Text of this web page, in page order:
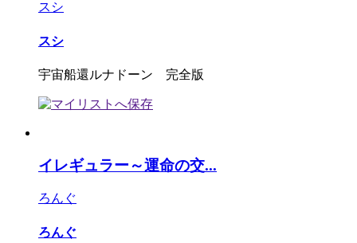
スシ
スシ
宇宙船還ルナドーン 完全版
イレギュラー～運命の交...
ろんぐ
ろんぐ